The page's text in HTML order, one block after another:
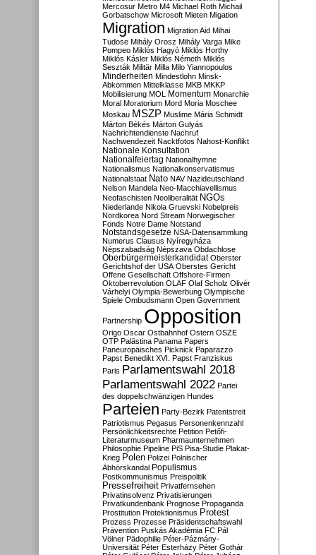
Mercosur Metro M4 Michael Roth Michail
Gorbatschow Microsoft Mieten Migation
Migration Migration Aid Mihai
Tudose Mihály Orosz Mihály Varga Mike
Pompeo Miklós Hagyó Miklós Horthy
Miklós Kásler Miklós Németh Miklós
Seszták Militär Milla Milo Yiannopoulos
Minderheiten Mindestlohn Minsk-
Abkommen Mittelklasse MKB MKKP
Mobilisierung MOL Momentum Monarchie
Moral Moratorium Mord Moria Moschee
Moskau MSZP Muslime Mária Schmidt
Márton Békés Márton Gulyás
Nachrichtendienste Nachruf
Nachwendezeit Nacktfotos Nahost-Konflikt
Nationale Konsultation
Nationalfeiertag Nationalhymne
Nationalismus Nationalkonservatismus
Nationalstaat Nato NAV Nazideutschland
Nelson Mandela Neo-Macchiavellismus
Neofaschisten Neoliberalität NGOs
Niederlande Nikola Gruevski Nobelpreis
Nordkorea Nord Stream Norwegischer
Fonds Notre Dame Notstand
Notstandsgesetze NSA-Datensammlung
Numerus Clausus Nyíregyháza
Népszabadság Népszava Obdachlose
Oberbürgermeisterkandidat Oberster
Gerichtshof der USA Oberstes Gericht
Offene Gesellschaft Offshore-Firmen
Oktoberrevolution OLAF Olaf Scholz Olivér
Várhelyi Olympia-Bewerbung Olympische
Spiele Ombudsmann Open Government
Partnership Opposition
Origo Oscar Ostbahnhof Ostern OSZE
OTP Palästina Panama Papers
Paneuropäisches Picknick Paparazzo
Papst Benedikt XVI. Papst Franziskus
Paris Parlamentswahl 2018
Parlamentswahl 2022 Partei
des doppelschwänzigen Hundes
Parteien Party-Bezirk Patentstreit
Patriotismus Pegasus Personenkennzahl
Persönlichkeitsrechte Petition Petőfi-
Literaturmuseum Pharmaunternehmen
Philosophie Pipeline PiS Pisa-Studie Plakat-
Krieg Polen Polizei Polnischer
Abhörskandal Populismus
Postkommunismus Preispolitik
Pressefreiheit Privatfernsehen
Privatinsolvenz Privatisierungen
Privatkundenbank Prognose Propaganda
Prostitution Protektionismus Protest
Prozess Prozesse Präsidentschaftswahl
Prävention Puskás Akadémia FC Pál
Völner Pädophilie Péter-Pázmány-
Universität Péter Esterházy Péter Gothár